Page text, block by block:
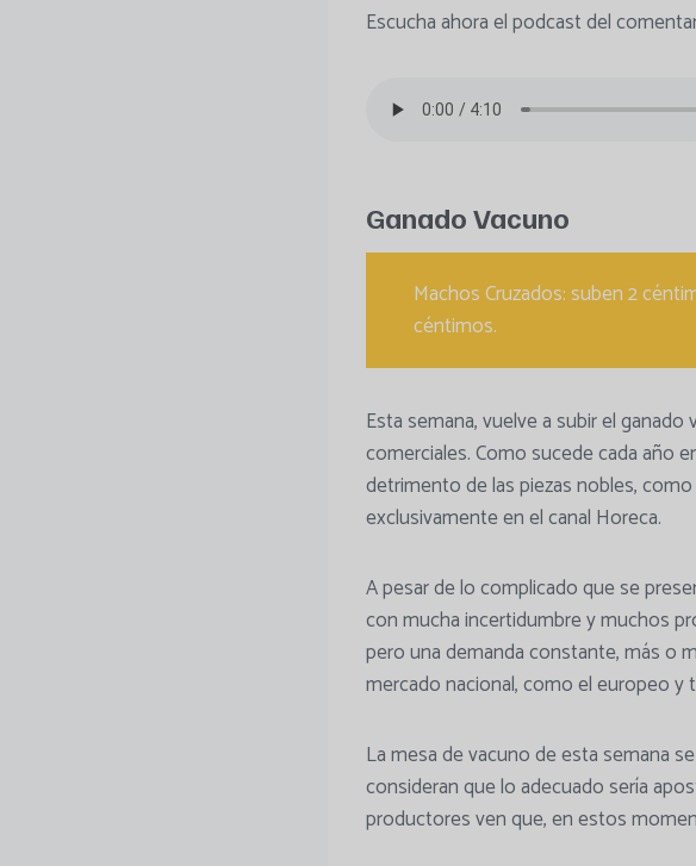
Escucha ahora el podcast del
Ganado Vacuno
Machos Cruzados: suben 2
céntimos.
Esta semana, vuelve a subir el
comerciales. Como sucede cada año
detrimento de las piezas nobles,
exclusivamente en el canal Horeca.
A pesar de lo complicado que se
con mucha incertidumbre y muchos
pero una demanda constante, más o
mercado nacional, como el europeo y
La mesa de vacuno de esta semana
consideran que lo adecuado sería
productores ven que, en estos